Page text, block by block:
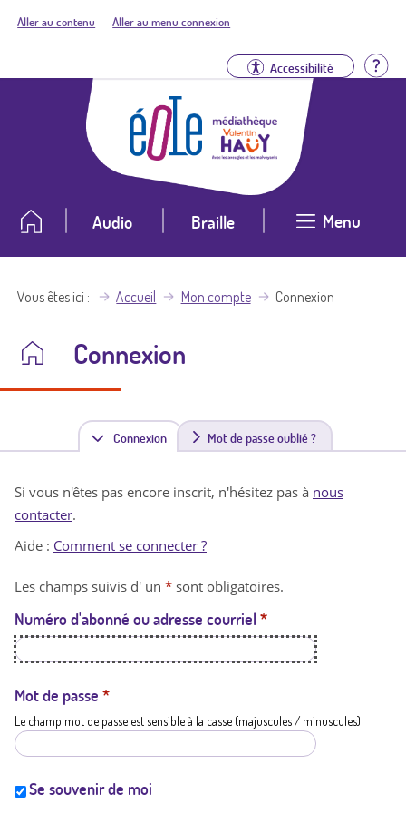
Aller au contenu Aller au menu connexion
Accessibilité
Audio Braille Menu
Vous êtes ici Accueil Mon compte Connexion
Connexion
Connexion(
n
t
a
t
i
Mot de passe oublié ?
Si vous n'êtes pas encore inscrit, n'hésitez pas à nous
contacter.
Aide : Comment se connecter ?
Les champs suivis d' un * sont obligatoires.
Numéro d'abonné ou adresse courriel *
Mot de passe *
Le champ mot de passe est sensible à la casse (majuscules / minuscules)
Se souvenir de moi